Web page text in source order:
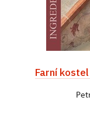
Farní